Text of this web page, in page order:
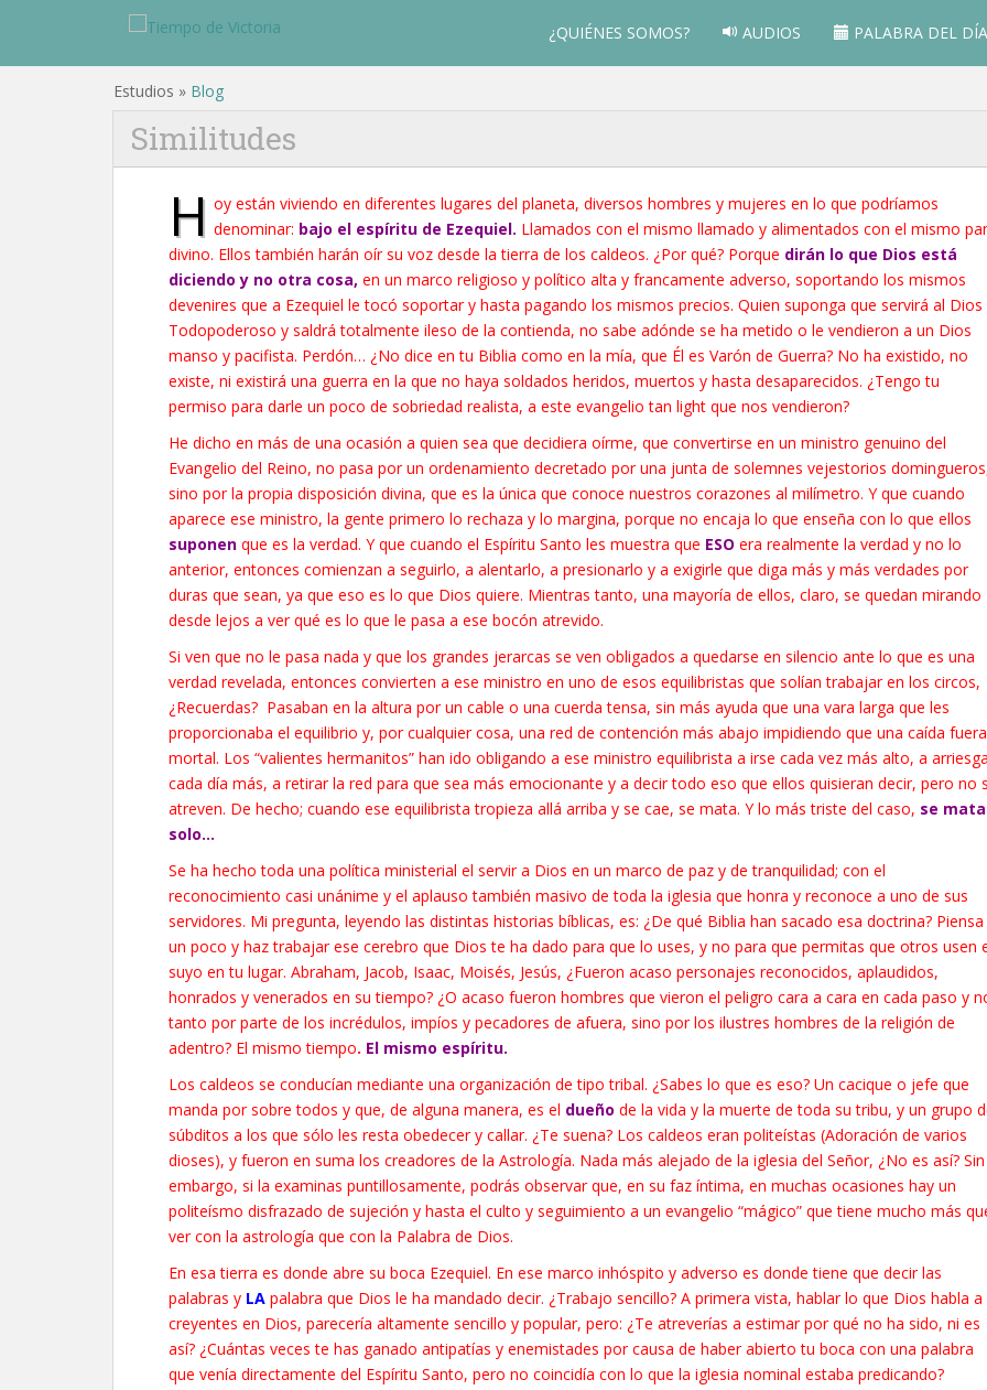
¿QUIÉNES SOMOS? AUDIOS PALABRA DEL DÍA
Estudios » Blog
Similitudes
H oy están viviendo en diferentes lugares del planeta, diversos hombres y mujeres en lo que podríamos
denominar: bajo el espíritu de Ezequiel. Llamados con el mismo llamado y alimentados con el mismo
divino. Ellos también harán oír su voz desde la tierra de los caldeos. ¿Por qué? Porque dirán lo que Dios está
diciendo y no otra cosa, en un marco religioso y político alta y francamente adverso, soportando los mismos
devenires que a Ezequiel le tocó soportar y hasta pagando los mismos precios. Quien suponga que servirá al Dios
Todopoderoso y saldrá totalmente ileso de la contienda, no sabe adónde se ha metido o le vendieron a un Dios
manso y pacifista. Perdón… ¿No dice en tu Biblia como en la mía, que Él es Varón de Guerra? No ha existido, no
existe, ni existirá una guerra en la que no haya soldados heridos, muertos y hasta desaparecidos. ¿Tengo tu
permiso para darle un poco de sobriedad realista, a este evangelio tan light que nos vendieron?
He dicho en más de una ocasión a quien sea que decidiera oírme, que convertirse en un ministro genuino del
Evangelio del Reino, no pasa por un ordenamiento decretado por una junta de solemnes vejestorios
sino por la propia disposición divina, que es la única que conoce nuestros corazones al milímetro. Y que cuando
aparece ese ministro, la gente primero lo rechaza y lo margina, porque no encaja lo que enseña con lo que ellos
suponen que es la verdad. Y que cuando el Espíritu Santo les muestra que ESO era realmente la verdad y no lo
anterior, entonces comienzan a seguirlo, a alentarlo, a presionarlo y a exigirle que diga más y más verdades por
duras que sean, ya que eso es lo que Dios quiere. Mientras tanto, una mayoría de ellos, claro, se quedan mirando
desde lejos a ver qué es lo que le pasa a ese bocón atrevido.
Si ven que no le pasa nada y que los grandes jerarcas se ven obligados a quedarse en silencio ante lo que es una
verdad revelada, entonces convierten a ese ministro en uno de esos equilibristas que solían trabajar en los circos,
¿Recuerdas? Pasaban en la altura por un cable o una cuerda tensa, sin más ayuda que una vara larga que les
proporcionaba el equilibrio y, por cualquier cosa, una red de contención más abajo impidiendo que una caída fuera
mortal. Los “valientes hermanitos” han ido obligando a ese ministro equilibrista a irse cada vez más alto, a
cada día más, a retirar la red para que sea más emocionante y a decir todo eso que ellos quisieran decir, pero no
atreven. De hecho; cuando ese equilibrista tropieza allá arriba y se cae, se mata. Y lo más triste del caso, se mata
solo…
Se ha hecho toda una política ministerial el servir a Dios en un marco de paz y de tranquilidad; con el
reconocimiento casi unánime y el aplauso también masivo de toda la iglesia que honra y reconoce a uno de sus
servidores. Mi pregunta, leyendo las distintas historias bíblicas, es: ¿De qué Biblia han sacado esa doctrina? Piensa
un poco y haz trabajar ese cerebro que Dios te ha dado para que lo uses, y no para que permitas que otros usen
suyo en tu lugar. Abraham, Jacob, Isaac, Moisés, Jesús, ¿Fueron acaso personajes reconocidos, aplaudidos,
honrados y venerados en su tiempo? ¿O acaso fueron hombres que vieron el peligro cara a cara en cada paso y
tanto por parte de los incrédulos, impíos y pecadores de afuera, sino por los ilustres hombres de la religión de
adentro? El mismo tiempo. El mismo espíritu.
Los caldeos se conducían mediante una organización de tipo tribal. ¿Sabes lo que es eso? Un cacique o jefe que
manda por sobre todos y que, de alguna manera, es el dueño de la vida y la muerte de toda su tribu, y un grupo
súbditos a los que sólo les resta obedecer y callar. ¿Te suena? Los caldeos eran politeístas (Adoración de varios
dioses), y fueron en suma los creadores de la Astrología. Nada más alejado de la iglesia del Señor, ¿No es así? Sin
embargo, si la examinas puntillosamente, podrás observar que, en su faz íntima, en muchas ocasiones hay un
politeísmo disfrazado de sujeción y hasta el culto y seguimiento a un evangelio “mágico” que tiene mucho más
ver con la astrología que con la Palabra de Dios.
En esa tierra es donde abre su boca Ezequiel. En ese marco inhóspito y adverso es donde tiene que decir las
palabras y LA palabra que Dios le ha mandado decir. ¿Trabajo sencillo? A primera vista, hablar lo que Dios habla a
creyentes en Dios, parecería altamente sencillo y popular, pero: ¿Te atreverías a estimar por qué no ha sido, ni es
así? ¿Cuántas veces te has ganado antipatías y enemistades por causa de haber abierto tu boca con una palabra
que venía directamente del Espíritu Santo, pero no coincidía con lo que la iglesia nominal estaba predicando?